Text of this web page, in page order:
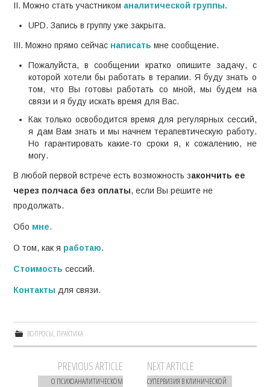
II. Можно стать участником аналитической группы.
UPD. Запись в группу уже закрыта.
III. Можно прямо сейчас написать мне сообщение.
Пожалуйста, в сообщении кратко опишите задачу, с
которой хотели бы работать в терапии. Я буду знать о
том, что Вы готовы работать со мной, мы будем на
связи и я буду искать время для Вас.
Как только освободится время для регулярных сессий,
я дам Вам знать и мы начнем терапевтическую работу.
Но гарантировать какие-то сроки я, к сожалению, не
могу.
В любой первой встрече есть возможность закончить ее
через полчаса без оплаты, если Вы решите не
продолжать.
Обо мне.
О том, как я работаю.
Стоимость сессий.
Контакты для связи.
ВОПРОСЫ, ПРАКТИКА
НавигацияPREVIOUS ARTICLE
О ПСИХОАНАЛИТИЧЕСКОМ
NEXT ARTICLE
СУПЕРВИЗИЯ В КЛИНИЧЕСКОЙ